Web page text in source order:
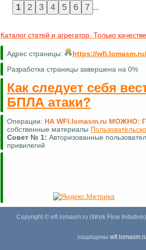
...
Каталог статей и агрегатор. Только
Адрес страницы:
https://
Разработка страницы завершена на 0%
Как следует себя
БПЛА атаки?
Операции: НА WFI.lomasm.ru МОЖНО:
собственные материалы
Совет № 1: Авторизованные
привилегий
Copyright © wfi.lomasm.ru (Work Flow
защищены